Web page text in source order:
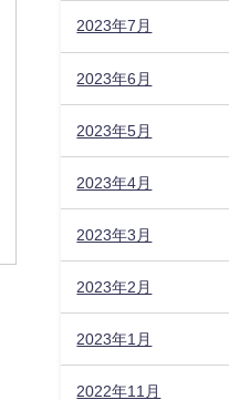
2023年7月
2023年6月
2023年5月
2023年4月
2023年3月
2023年2月
2023年1月
2022年11月